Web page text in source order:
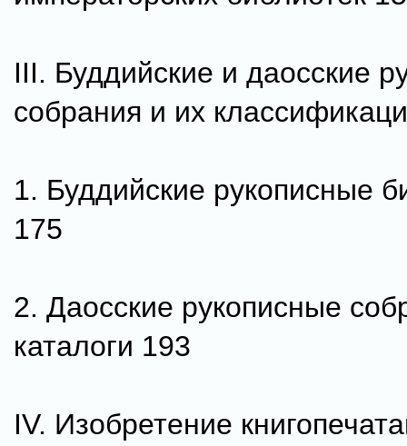
III. Буддийские и даосские
собрания и их
1. Буддийские рукописные
175
2. Даосские рукописные
каталоги 193
IV. Изобретение